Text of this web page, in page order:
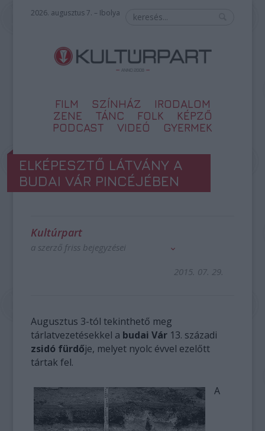
2026. augusztus 7. – Ibolya
FILM SZÍNHÁZ
IRODALOM
ZENE
TÁNC FOLK
KÉPZŐ
PODCAST
VIDEÓ GYERMEK
ELKÉPESZTŐ LÁTVÁNY A
BUDAI VÁR PINCÉJÉBEN
Kultúrpart
a szerző friss bejegyzései
2015. 07. 29.
Augusztus 3-tól tekinthető meg
tárlatvezetésekkel a budai Vár 13. századi
zsidó fürdője, melyet nyolc évvel ezelőtt
tártak fel.
A